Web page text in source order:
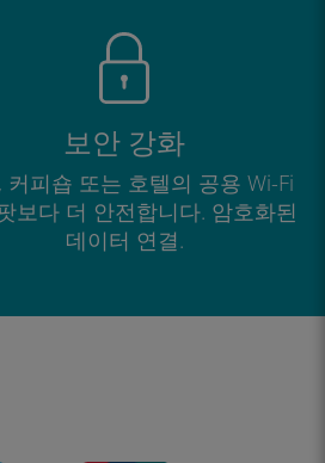
보안 강화
커피숍 또는 호텔의 공용 Wi-Fi
보다 더 안전합니다. 암호화된
데이터 연결.